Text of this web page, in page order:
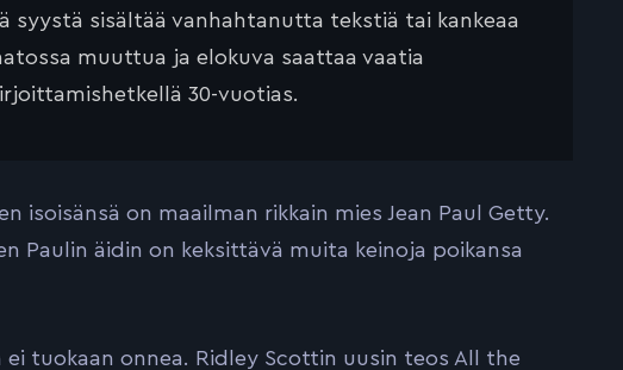
syystä sisältää vanhahtanutta tekstiä tai kankeaa
muuttua ja elokuva saattaa vaatia
30-vuotias.
isoisänsä on maailman rikkain mies Jean Paul Getty.
Paulin äidin on keksittävä muita keinoja poikansa
tuokaan onnea. Ridley Scottin uusin teos All the